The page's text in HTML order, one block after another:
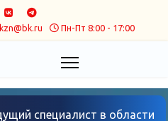
Пн-Пт 8:00 - 17:00
специалист в области